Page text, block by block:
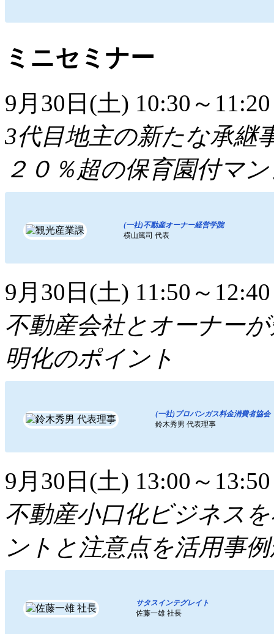
ミニセミナー
9月30日(土) 10:30～11:20
3代目地主の新たな承継
２０％超の保育園付マ
(一社)不動産オーナー経営学院
横山篤司 代表
9月30日(土) 11:50～12:40
不動産会社とオーナー
明化のポイント
(一社)プロパンガス料金消費者協会
鈴木秀男 代表理事
9月30日(土) 13:00～13:50
不動産小口化ビジネス
ントと注意点を活用事
サタスインテグレイト
佐藤一雄 社長